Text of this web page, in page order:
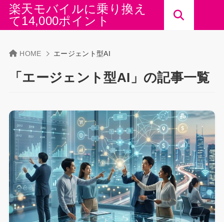
楽天モバイルに乗り換え
て14,000ポイント
HOME エージェント型AI
「エージェント型AI」の記事一覧